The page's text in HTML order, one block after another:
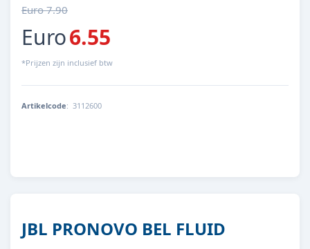
Euro 7.90
Euro6.55
*Prijzen zijn inclusief btw
Artikelcode: 3112600
JBL PRONOVO BEL FLUID